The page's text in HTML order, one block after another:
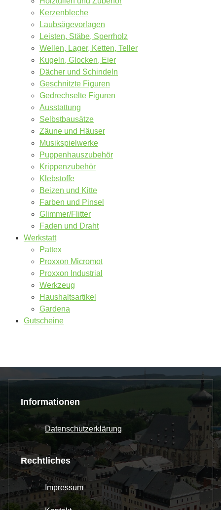
Kerzenbleche
Laubsägevorlagen
Leisten, Stäbe, Sperrholz
Wellen, Lager, Ketten, Teller
Kugeln, Glocken, Eier
Dächer und Schindeln
Geschnitzte Figuren
Gedrechselte Figuren
Ausstattung
Selbstbausätze
Zäune und Häuser
Musikspielwerke
Puppenhauszubehör
Krippenzubehör
Klebstoffe
Beizen und Kitte
Farben und Pinsel
Glimmer/Flitter
Faden und Draht
Werkstatt
Pattex
Proxxon Micromot
Proxxon Industrial
Werkzeug
Haushaltsartikel
Gardena
Gutscheine
Informationen
Datenschutzerklärung
Rechtliches
Impressum